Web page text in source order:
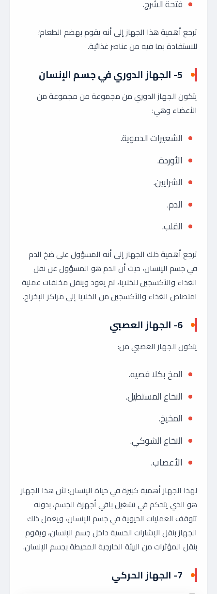
فتحة الشرج.
ترجع أهمية هذا الجهاز إلى أنه يقوم بهضم الطعام؛
للاستفادة بما فيه من عناصر غذائية.
5- الجهاز الدوري في جسم الإنسان
يتكون الجهاز الدوري من مجموعة من مجموعة من
الأعضاء وهي:
الشعيرات الدموية.
الأوردة.
الشرايين.
الدم.
القلب.
ترجع أهمية ذلك الجهاز إلى أنه المسؤول على ضخ الدم
في جسم الإنسان، حيث أن الدم هو المسؤول عن نقل
الغذاء والأكسجين للخلايا، ثم يعود وينقل مخلفات عملية
امتصاص الغذاء والأكسجين من الخلايا إلى مراكز الإخراج.
6- الجهاز العصبي
يتكون الجهاز العصبي من:
المخ بكلا فصيه.
النخاع المستطيل.
المخيخ.
النخاع الشوكي.
الأعصاب.
لهذا الجهاز أهمية كبيرة في حياة الإنسان؛ لأن هذا الجهاز
هو الذي يتحكم في تشغيل باقي أجهزة الجسم، بدونه
تتوقف العمليات الحيوية في جسم الإنسان، ويعمل ذلك
الجهاز بنقل الإشارات الحسية داخل جسم الإنسان، ويقوم
بنقل المؤثرات من البيئة الخارجية المحيطة بجسم الإنسان.
7- الجهاز الحركي